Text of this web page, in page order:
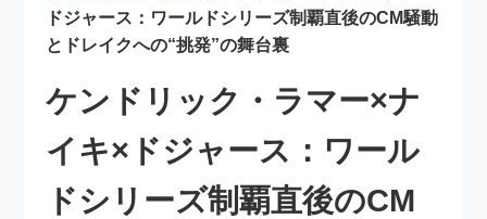
ドジャース：ワールドシリーズ制覇直後のCM騒動
とドレイクへの“挑発”の舞台裏
ケンドリック・ラマー×ナ
イキ×ドジャース：ワール
ドシリーズ制覇直後のCM